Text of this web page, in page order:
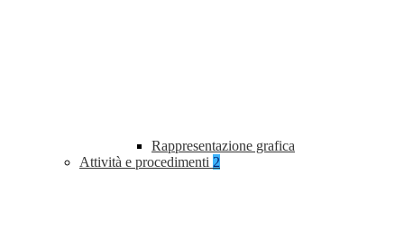
Rappresentazione grafica
Attività e procedimenti 2